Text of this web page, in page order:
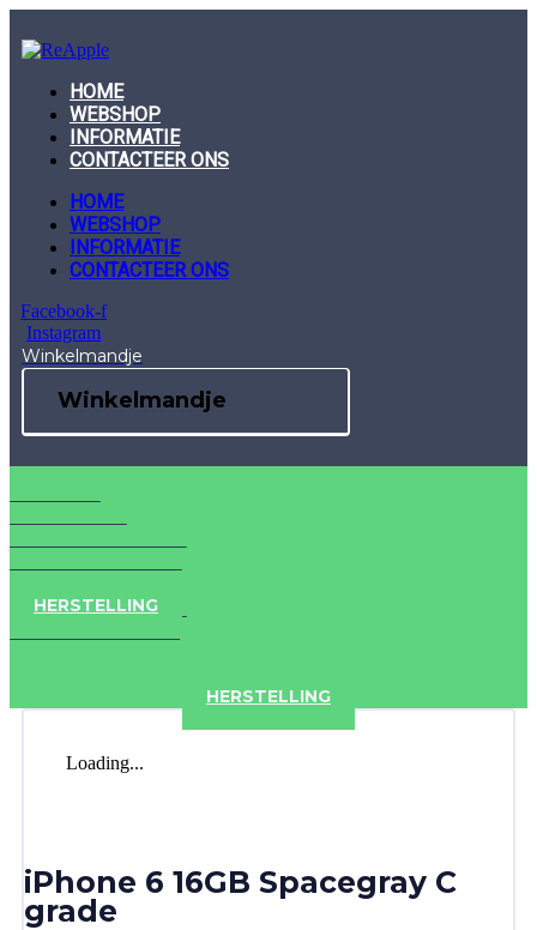
to
content
HOME
WEBSHOP
INFORMATIE
CONTACTEER ONS
HOME
WEBSHOP
INFORMATIE
CONTACTEER ONS
Facebook-f
Instagram
Winkelmandje
Winkelmandje
HERSTELLING
HERSTELLING
Loading...
iPhone 6 16GB Spacegray C
grade